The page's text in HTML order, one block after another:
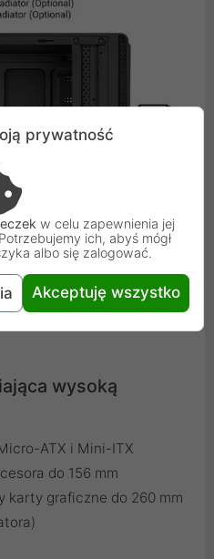
wysoką
ATX i Mini-ITX
do 156 mm
karty graficzne do 260 mm
prywatność
w celu zapewnienia jej
ich, abyś mógł
albo się zalogować.
Akceptuję wszystko